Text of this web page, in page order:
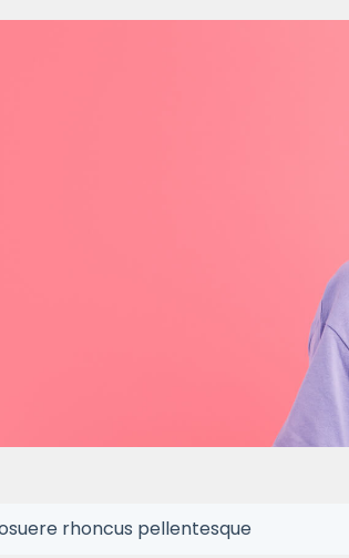
rhoncus pellentesque